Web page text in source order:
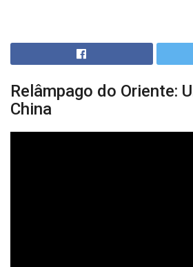
Relâmpago do Oriente:
China